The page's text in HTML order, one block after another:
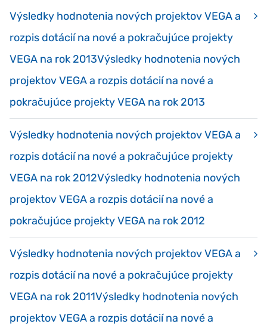
Výsledky hodnotenia nových projektov VEGA a
rozpis dotácií na nové a pokračujúce projekty
VEGA na rok 2013Výsledky hodnotenia nových
projektov VEGA a rozpis dotácií na nové a
pokračujúce projekty VEGA na rok 2013
Výsledky hodnotenia nových projektov VEGA a
rozpis dotácií na nové a pokračujúce projekty
VEGA na rok 2012Výsledky hodnotenia nových
projektov VEGA a rozpis dotácií na nové a
pokračujúce projekty VEGA na rok 2012
Výsledky hodnotenia nových projektov VEGA a
rozpis dotácií na nové a pokračujúce projekty
VEGA na rok 2011Výsledky hodnotenia nových
projektov VEGA a rozpis dotácií na nové a